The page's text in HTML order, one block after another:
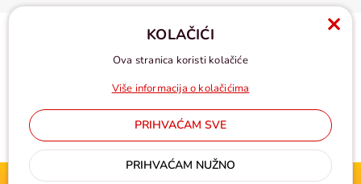
Cijene u eurima, pdv uključen
KOLAČIĆI
Ova stranica koristi kolačiće
Više informacija o kolačićima
PRIHVAĆAM SVE
PRIHVAĆAM NUŽNO